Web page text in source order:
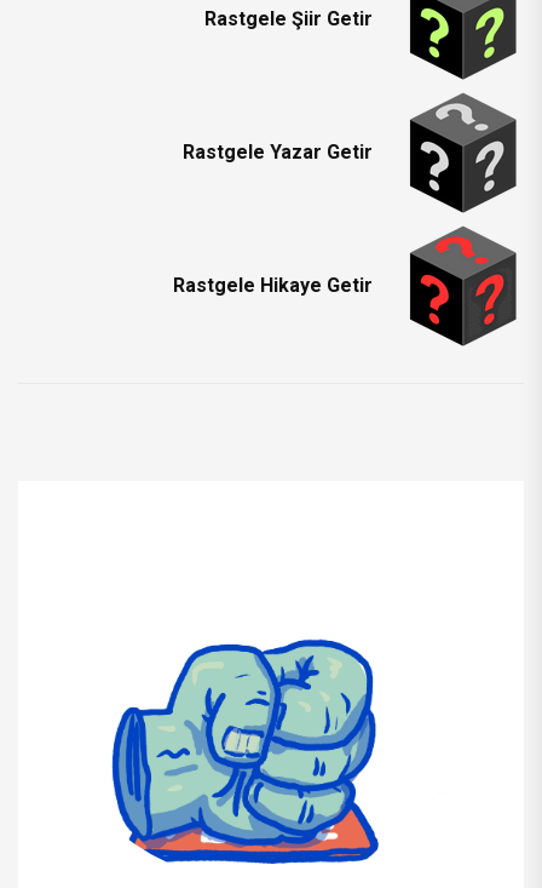
Rastgele Şiir Getir
Rastgele Yazar Getir
Rastgele Hikaye Getir